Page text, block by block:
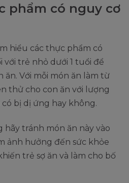
phẩm có nguy cơ
hiểu các thực phẩm có
với trẻ nhỏ dưới 1 tuổi để
ăn. Với mỗi món ăn làm từ
thử cho con ăn với lượng
bị dị ứng hay không.
hãy tránh món ăn này vào
ảnh hưởng đến sức khỏe
trẻ sợ ăn và làm cho bố